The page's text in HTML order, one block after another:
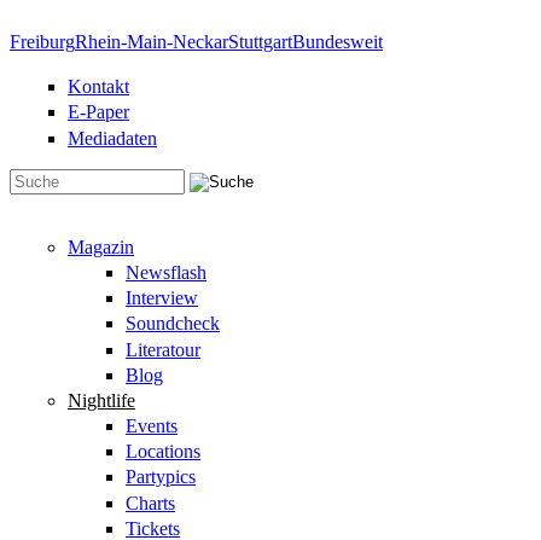
FreiburgRhein-Main-NeckarStuttgartBundesweit
Kontakt
E-Paper
Mediadaten
Magazin
Newsflash
Interview
Soundcheck
Literatour
Blog
Nightlife
Events
Locations
Partypics
Charts
Tickets